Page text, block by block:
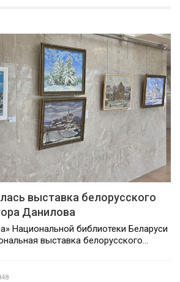
выставка белорусского
Данилова
Национальной библиотеки Беларуси
выставка белорусского…